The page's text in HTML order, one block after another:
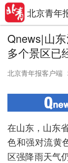
北京青年
Qnews|山
多个景区已
北京青年报客户端
在山东，山东
色和强对流黄
区强降雨天气